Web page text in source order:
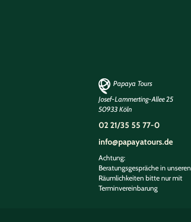
Papaya Tours
Josef-Lammerting-Allee 25
50933 Köln
02 21/35 55 77-0
info@papayatours.de
Achtung:
Beratungsgespräche in unseren
Räumlichkeiten bitte nur mit
Terminvereinbarung